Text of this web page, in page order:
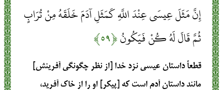
إِنَّ مَثَلَ عِيسَى عِنْدَ اللَّهِ كَمَثَلِ آدَمَ خَلَقَهُ مِنْ تُرَابٍ
ثُمَّ قَالَ لَهُ كُنْ فَيَكُونُ﴿۵۹﴾
قطعاً داستان عیسی نزد خدا [از نظر چگونگی آفرینش]
مانند داستان آدم است که [پیکر] او را از خاک آفرید،